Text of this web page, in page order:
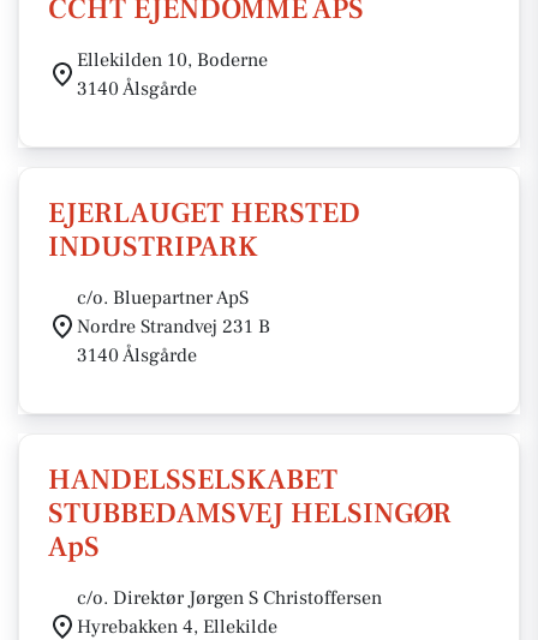
CCHT EJENDOMME APS
Ellekilden 10, Boderne
3140 Ålsgårde
EJERLAUGET HERSTED
INDUSTRIPARK
c/o. Bluepartner ApS
Nordre Strandvej 231 B
3140 Ålsgårde
HANDELSSELSKABET
STUBBEDAMSVEJ HELSINGØR
ApS
c/o. Direktør Jørgen S Christoffersen
Hyrebakken 4, Ellekilde